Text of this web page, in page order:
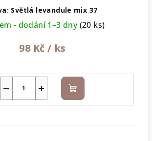
Světlá levandule mix 37
- dodání 1–3 dny(20 ks)
98 Kč / ks
+
− Do
košíku